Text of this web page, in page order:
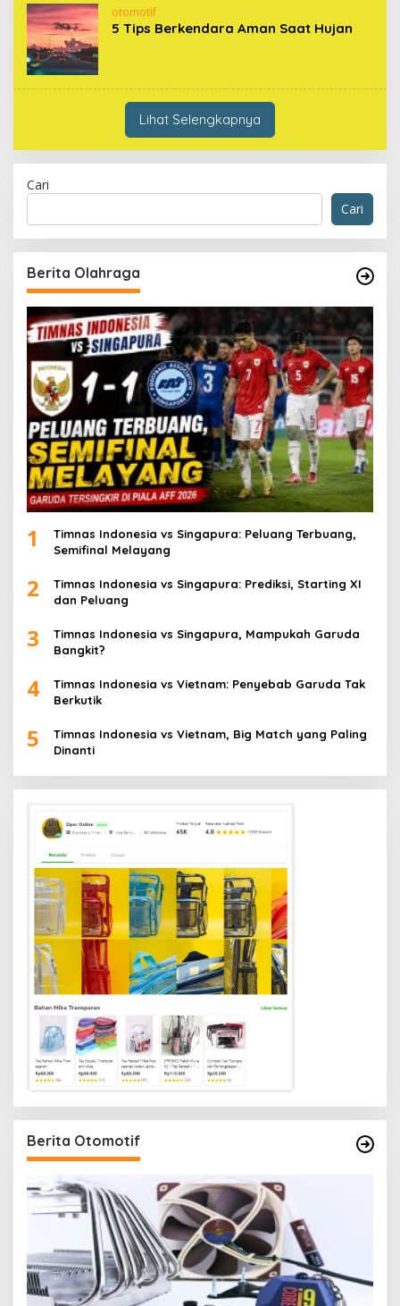
otomotif
5 Tips Berkendara Aman Saat Hujan
Lihat Selengkapnya
Cari
Cari
Berita Olahraga
1
Timnas Indonesia vs Singapura: Peluang Terbuang,
Semifinal Melayang
2
Timnas Indonesia vs Singapura: Prediksi, Starting XI
dan Peluang
3
Timnas Indonesia vs Singapura, Mampukah Garuda
Bangkit?
4
Timnas Indonesia vs Vietnam: Penyebab Garuda Tak
Berkutik
5
Timnas Indonesia vs Vietnam, Big Match yang Paling
Dinanti
Berita Otomotif